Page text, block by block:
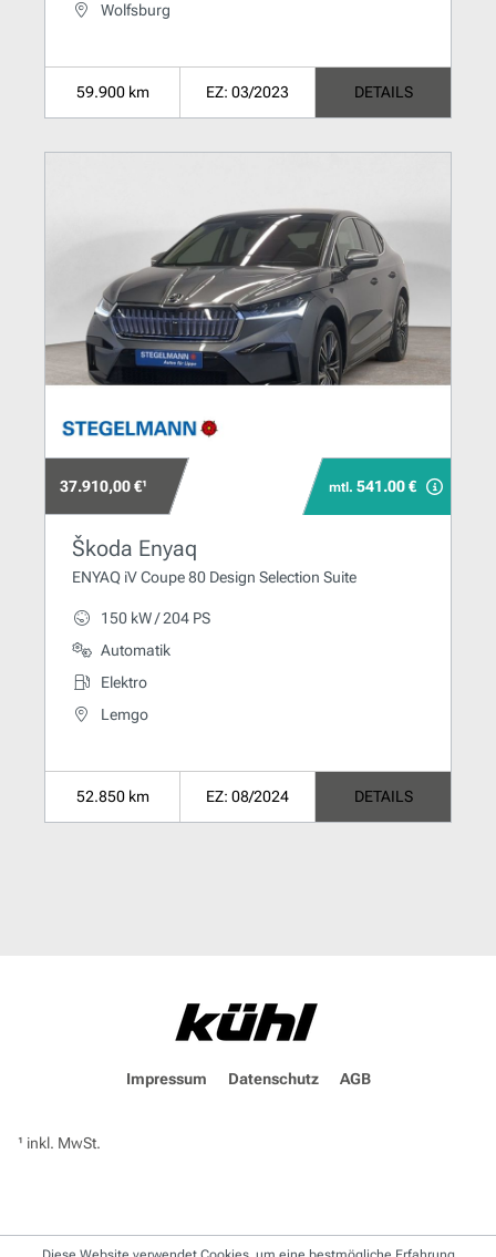
Wolfsburg
59.900 km EZ: 03/2023 DETAILS
37.910,00 €¹ mtl. 541.00 €
Škoda Enyaq
ENYAQ iV Coupe 80 Design Selection Suite
150 kW / 204 PS
Automatik
Elektro
Lemgo
52.850 km EZ: 08/2024 DETAILS
Impressum Datenschutz AGB
¹ inkl. MwSt.